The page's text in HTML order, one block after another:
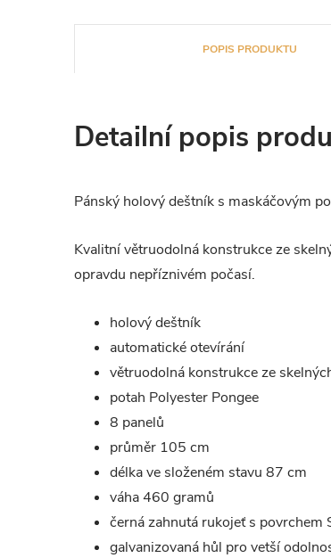
POPIS PRODUKTU
Detailní popis
Pánský holový deštník s maskáčovým
Kvalitní větruodolná konstrukce ze
opravdu nepříznivém počasí.
holový deštník
automatické otevírání
větruodolná konstrukce ze
potah Polyester Pongee
8 panelů
průměr 105 cm
délka ve složeném stavu 87 cm
váha 460 gramů
černá zahnutá rukojeť s
galvanizovaná hůl pro vetší